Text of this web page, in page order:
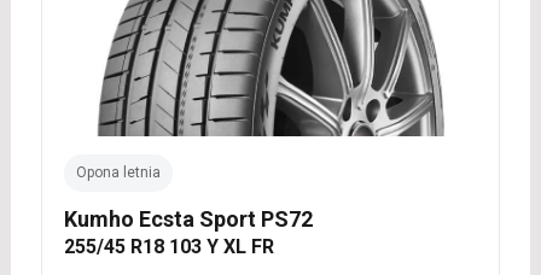
Opona letnia
Kumho Ecsta Sport PS72
255/45 R18 103 Y XL FR